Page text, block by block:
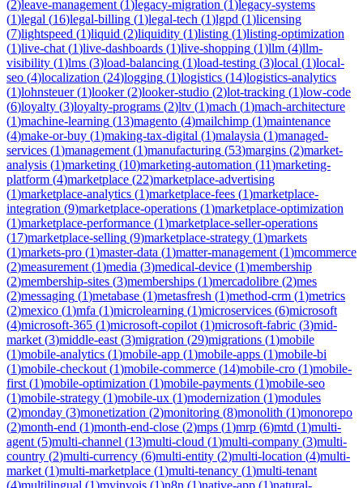
(2)leave-management (1)legacy-migration (1)legacy-systems
(1)legal (16)legal-billing (1)legal-tech (1)lgpd (1)licensing
(7)lightspeed (1)liquid (2)liquidity (1)listing (1)listing-optimization
(1)live-chat (1)live-dashboards (1)live-shopping (1)llm (4)llm-
visibility (1)lms (3)load-balancing (1)load-testing (3)local (1)local-
seo (4)localization (24)logging (1)logistics (14)logistics-analytics
(1)lohnsteuer(1)looker(2)looker-studio (2)lot-tracking (1)low-code
(6)loyalty (3)loyalty-programs (2)ltv (1)mach (1)mach-architecture
(1)machine-learning (13)magento (4)mailchimp (1)maintenance
(4)make-or-buy (1)making-tax-digital (1)malaysia (1)managed-
services (1)management (1)manufacturing (53)margins (2)market-
analysis (1)marketing (10)marketing-automation (11)marketing-
platform (4)marketplace (22)marketplace-advertising
(1)marketplace-analytics (1)marketplace-fees (1)marketplace-
integration (9)marketplace-operations (1)marketplace-optimization
(1)marketplace-performance (1)marketplace-seller-operations
(17)marketplace-selling (9)marketplace-strategy (1)markets
(1)markets-pro (1)master-data (1)matter-management (1)mcommerce
(2)measurement (1)media (3)medical-device (1)membership
(2)membership-sites (3)memberships (1)mercadolibre (2)mes
(2)messaging (1)metabase (1)metasfresh (1)method-crm (1)metrics
(2)mexico (1)mfa (1)microlearning (1)microservices (6)microsoft
(4)microsoft-365 (1)microsoft-copilot (1)microsoft-fabric (3)mid-
market (3)middle-east (3)migration (29)migrations (1)mobile
(1)mobile-analytics (1)mobile-app (1)mobile-apps (1)mobile-bi
(1)mobile-checkout (1)mobile-commerce (14)mobile-cro (1)mobile-
first (1)mobile-optimization (1)mobile-payments (1)mobile-seo
(1)mobile-strategy (1)mobile-ux (1)modernization (1)modules
(2)monday (3)monetization (2)monitoring (8)monolith (1)monorepo
(2)month-end (1)month-end-close (2)mps (1)mrp (6)mtd (1)multi-
agent (5)multi-channel (13)multi-cloud (1)multi-company (3)multi-
country (2)multi-currency (6)multi-entity (2)multi-location (4)multi-
market (1)multi-marketplace (1)multi-tenancy (1)multi-tenant
(4)multilingual (1)myinvois (1)n8n (1)native-app (1)natural-